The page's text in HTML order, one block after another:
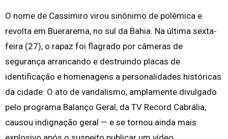
O nome de Cassimiro virou sinônimo de polêmica e
revolta em Buerarema, no sul da Bahia. Na última sexta-
feira (27), o rapaz foi flagrado por câmeras de
segurança arrancando e destruindo placas de
identificação e homenagens a personalidades históricas
da cidade. O ato de vandalismo, amplamente divulgado
pelo programa Balanço Geral, da TV Record Cabrália,
causou indignação geral — e se tornou ainda mais